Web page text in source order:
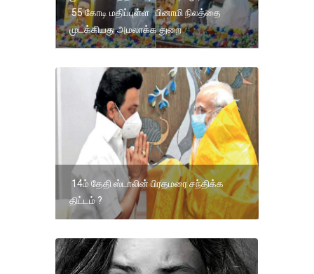
55 கோடி மதிப்புள்ள பினாமி நிலத்தை
முடக்கியது அமலாக்க துறை
14ம் தேதி ஸ்டாலின் பிரதமரை சந்திக்க
திட்டம் ?